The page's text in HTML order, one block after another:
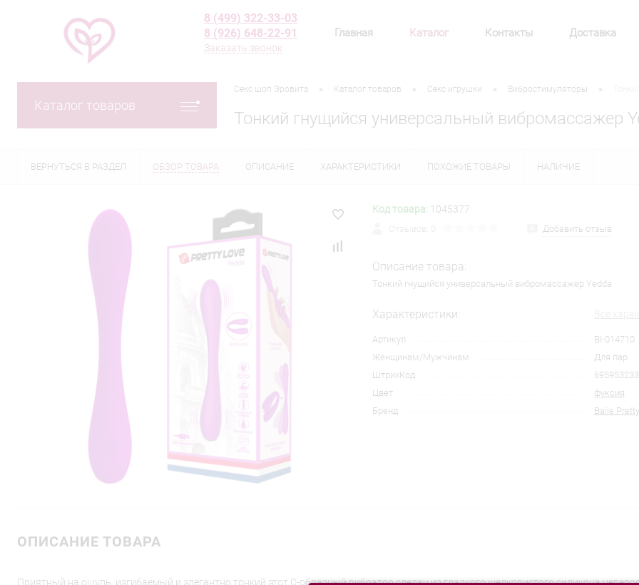
8 (499) 322-33-03
8 (926) 648-22-91
Заказать звонок
Главная Каталог Контакты Доставка
Каталог товаров
Секс шоп Эровита Каталог товаров Секс игрушки Вибростимуляторы
Тонкий гнущийся универсальный вибромассажер
ВЕРНУТЬСЯ В РАЗДЕЛ ОБЗОР ТОВАРА ОПИСАНИЕ ХАРАКТЕРИСТИКИ ПОХОЖИЕ ТОВАРЫ НАЛИЧИЕ
Код товара: 1045377
Добавить отзыв
Описание товара:
Тонкий гнущийся универсальный вибромассажер Yedda
Характеристики:
Артикул
BI-014710
Женщинам/Мужчинам
Для пар
ШтрихКод
Цвет
фуксия
Бренд
Baile
ОПИСАНИЕ ТОВАРА
Приятный на ощупь, изгибаемый и элегантно тонкий этот C-образный вибратор сделан из гладкого шелковистого силикона